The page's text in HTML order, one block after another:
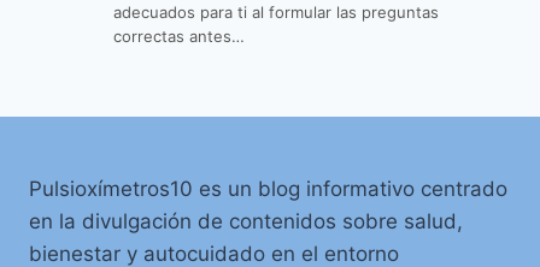
adecuados para ti al formular las preguntas
correctas antes…
Pulsioxímetros10 es un blog informativo centrado
en la divulgación de contenidos sobre salud,
bienestar y autocuidado en el entorno